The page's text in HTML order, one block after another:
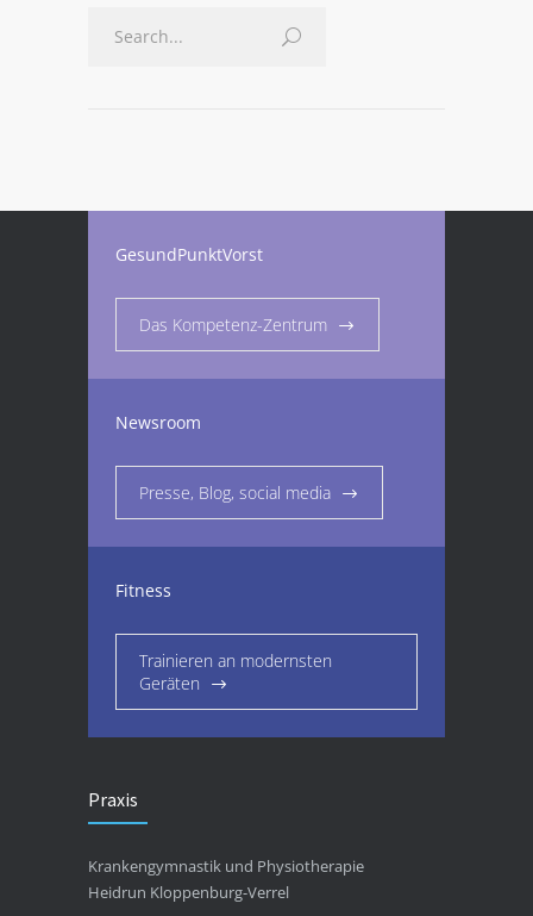
GesundPunktVorst
Das Kompetenz-Zentrum
Newsroom
Presse, Blog, social media
Fitness
Trainieren an modernsten
Geräten
Praxis
Krankengymnastik und Physiotherapie
Heidrun Kloppenburg-Verrel